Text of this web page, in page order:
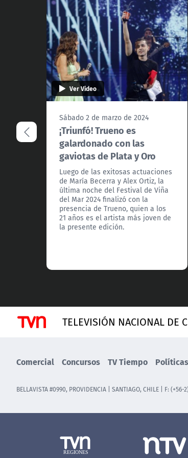
Ver Video
Sábado 2 de marzo de 2024
¡Triunfó! Trueno es
galardonado con las
gaviotas de Plata y Oro
Luego de las exitosas actuaciones
de María Becerra y Alex Ortiz, la
última noche del Festival de Viña
del Mar 2024 finalizó con la
presencia de Trueno, quien a los
21 años es el artista más joven de
la presente edición.
TELEVISIÓN NACIONAL DE
Comercial Concursos TV Tiempo
BELLAVISTA #0990, PROVIDENCIA | SANTIAGO, CHILE | F: (+56-